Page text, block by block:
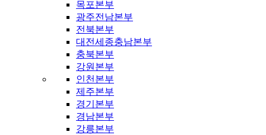
목포본부
광주전남본부
전북본부
대전세종충남본부
충북본부
강원본부
인천본부
제주본부
경기본부
경남본부
강릉본부